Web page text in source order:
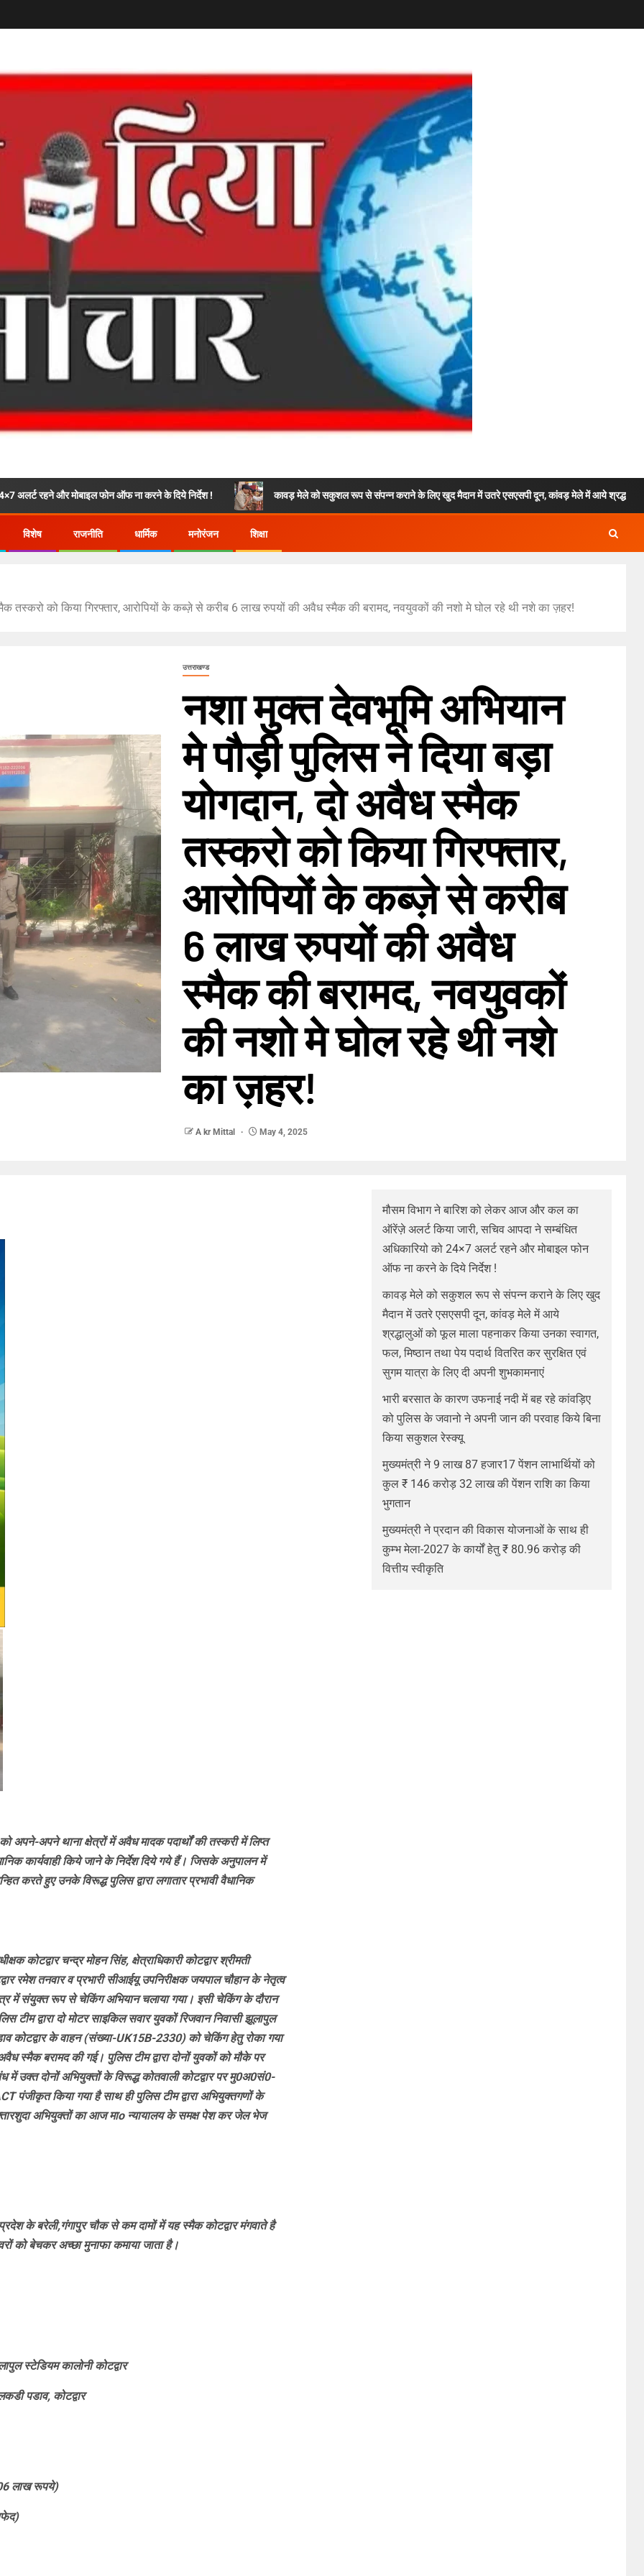
फोन ऑफ ना करने के दिये निर्देश ! कावड़ मेले को सकुशल रूप से संपन्न कराने के लिए खुद मैदान में उतरे एसएसपी दून, कांवड़ मेले में आये श्रद्धालुओं को फूल माला
विशेष राजनीति धार्मिक मनोरंजन शिक्षा
तस्करो को किया गिरफ्तार, आरोपियों के कब्ज़े से करीब 6 लाख रुपयों की अवैध स्मैक की बरामद, नवयुवकों की नशो मे घोल रहे थी नशे का ज़हर!
उत्तराखण्ड
नशा मुक्त देवभूमि अभियान
मे पौड़ी पुलिस ने दिया बड़ा
योगदान, दो अवैध स्मैक
तस्करो को किया गिरफ्तार,
आरोपियों के कब्ज़े से करीब
6 लाख रुपयों की अवैध
स्मैक की बरामद, नवयुवकों
की नशो मे घोल रहे थी नशे
का ज़हर!
A kr Mittal May 4, 2025
को अपने-अपने थाना क्षेत्रों में अवैध मादक पदार्थों की तस्करी में लिप्त
कार्यवाही किये जाने के निर्देश दिये गये हैं। जिसके अनुपालन में
करते हुए उनके विरूद्ध पुलिस द्वारा लगातार प्रभावी वैधानिक
चन्द्र मोहन सिंह, क्षेत्राधिकारी कोटद्वार श्रीमती
रमेश तनवार व प्रभारी सीआईयू उपनिरीक्षक जयपाल चौहान के नेतृत्व
में संयुक्त रूप से चेकिंग अभियान चलाया गया। इसी चेकिंग के दौरान
टीम द्वारा दो मोटर साइकिल सवार युवकों रिजवान निवासी झूलापुल
कोटद्वार के वाहन (संख्या-UK15B-2330) को चेकिंग हेतु रोका गया
स्मैक बरामद की गई। पुलिस टीम द्वारा दोनों युवकों को मौके पर
में उक्त दोनों अभियुक्तों के विरूद्ध कोतवाली कोटद्वार पर मु0अ0सं0-
किया गया है साथ ही पुलिस टीम द्वारा अभियुक्तगणों के
अभियुक्तों का आज माo न्यायालय के समक्ष पेश कर जेल भेज
के बरेली,गंगापुर चौक से कम दामों में यह स्मैक कोटद्वार मंगवाते है
को बेचकर अच्छा मुनाफा कमाया जाता है।
स्टेडियम कालोनी कोटद्वार
पडाव, कोटद्वार
लाख रूपये)
मौसम विभाग ने बारिश को लेकर आज और कल का
ऑरेंज़े अलर्ट किया जारी, सचिव आपदा ने सम्बंधित
अधिकारियो को 24×7 अलर्ट रहने और मोबाइल फोन
ऑफ ना करने के दिये निर्देश !
कावड़ मेले को सकुशल रूप से संपन्न कराने के लिए खुद
मैदान में उतरे एसएसपी दून, कांवड़ मेले में आये
श्रद्धालुओं को फूल माला पहनाकर किया उनका स्वागत,
फल, मिष्ठान तथा पेय पदार्थ वितरित कर सुरक्षित एवं
सुगम यात्रा के लिए दी अपनी शुभकामनाएं
भारी बरसात के कारण उफनाई नदी में बह रहे कांवड़िए
को पुलिस के जवानो ने अपनी जान की परवाह किये बिना
किया सकुशल रेस्क्यू
मुख्यमंत्री ने 9 लाख 87 हजार17 पेंशन लाभार्थियों को
कुल ₹ 146 करोड़ 32 लाख की पेंशन राशि का किया
भुगतान
मुख्यमंत्री ने प्रदान की विकास योजनाओं के साथ ही
कुम्भ मेला-2027 के कार्यों हेतु ₹ 80.96 करोड़ की
वित्तीय स्वीकृति